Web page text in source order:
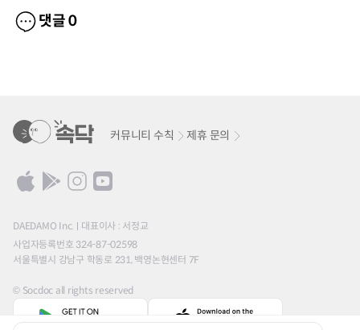
댓글0
커뮤니티 수칙 제휴 문의
DAEDAMO Inc.
대표이사 : 서정교
사업자등록번호 324-87-02598
서울특별시 강남구 학동로 231, 백영논현센터 7F
© Socdoc all rights reserved